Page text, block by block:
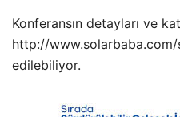
Konferansın detayları ve
http://
edilebiliyor.